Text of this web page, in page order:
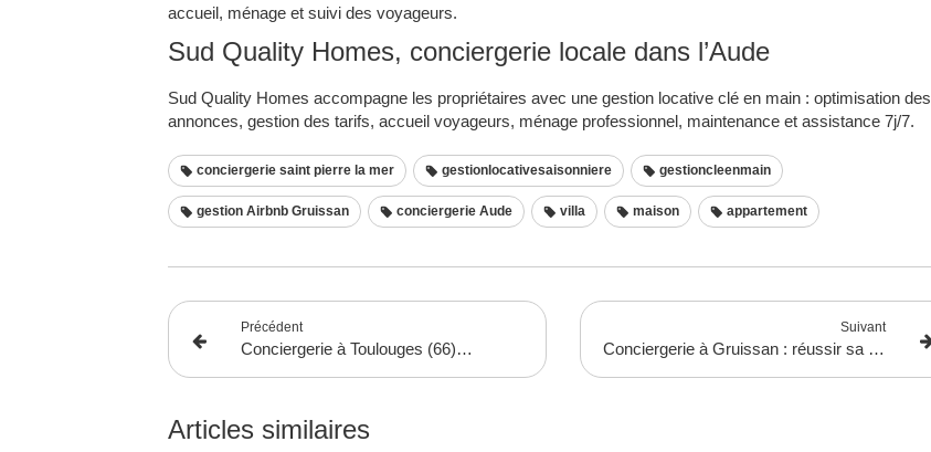
accueil, ménage et suivi des voyageurs.
Sud Quality Homes, conciergerie locale dans l’Aude
Sud Quality Homes accompagne les propriétaires avec une gestion locative clé en main : optimisation des
annonces, gestion des tarifs, accueil voyageurs, ménage professionnel, maintenance et assistance 7j/7.
conciergerie saint pierre la mer gestionlocativesaisonniere gestioncleenmain
gestion Airbnb Gruissan conciergerie Aude villa maison appartement
Précédent
Conciergerie à Toulouges (66) : la solution idéale pour gérer votre location saisonnière
Suivant
Conciergerie à Gruissan : réussir sa location saisonnière
Articles similaires